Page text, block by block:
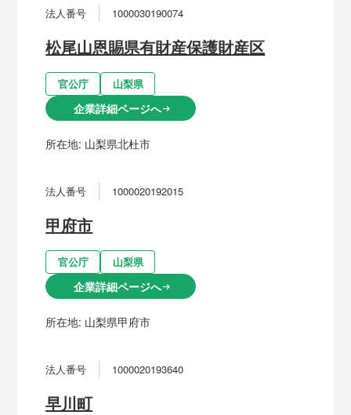
法人番号 1000030190074
松尾山恩賜県有財産保護財産区
官公庁 山梨県
企業詳細ページへarrow_right_alt
所在地: 山梨県北杜市
法人番号 1000020192015
甲府市
官公庁 山梨県
企業詳細ページへarrow_right_alt
所在地: 山梨県甲府市
法人番号 1000020193640
早川町